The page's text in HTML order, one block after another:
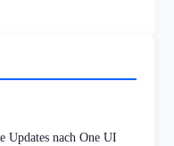
Updates nach One UI